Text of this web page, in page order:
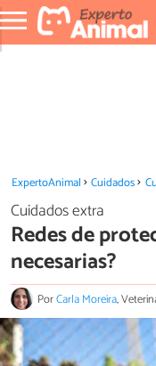
ExpertoAnimal Cuidados
Cuidados extra
Redes de
necesarias?
PorCarla Moreira,